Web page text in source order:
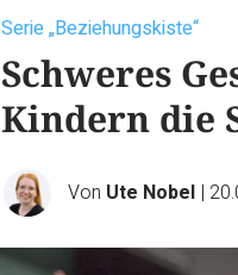
Serie „Beziehungskiste“
Schweres
Kindern die
Von Ute Nobel |